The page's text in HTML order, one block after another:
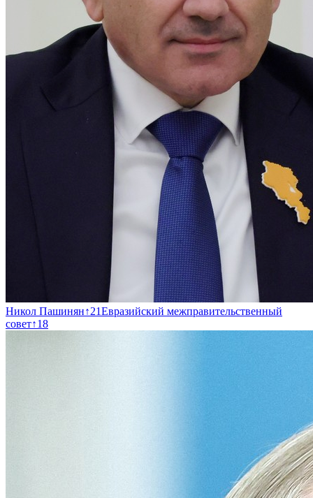
Никол Пашинян↑21Евразийский межправительственный
совет↑18